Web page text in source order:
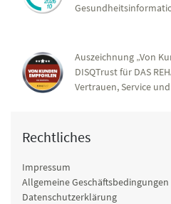
Auszeichnung „Von
DISQTrust für DAS
Vertrauen, Service
Rechtliches
Impressum
Allgemeine Geschäftsbedingungen
Datenschutzerklärung